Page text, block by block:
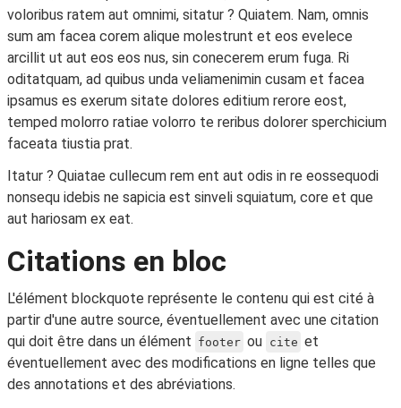
voloribus ratem aut omnimi, sitatur ? Quiatem. Nam, omnis
sum am facea corem alique molestrunt et eos evelece
arcillit ut aut eos eos nus, sin conecerem erum fuga. Ri
oditatquam, ad quibus unda veliamenimin cusam et facea
ipsamus es exerum sitate dolores editium rerore eost,
temped molorro ratiae volorro te reribus dolorer sperchicium
faceata tiustia prat.
Itatur ? Quiatae cullecum rem ent aut odis in re eossequodi
nonsequ idebis ne sapicia est sinveli squiatum, core et que
aut hariosam ex eat.
Citations en bloc
L'élément blockquote représente le contenu qui est cité à
partir d'une autre source, éventuellement avec une citation
qui doit être dans un élément footer ou cite et
éventuellement avec des modifications en ligne telles que
des annotations et des abréviations.